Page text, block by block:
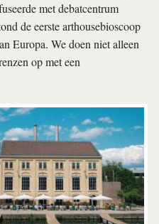
met debatcentrum
de eerste arthousebioscoop
Europa. We doen niet alleen
op met een